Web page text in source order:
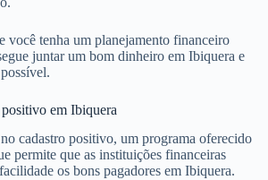
você tenha um planejamento financeiro
juntar um bom dinheiro em Ibiquera e
em Ibiquera
cadastro positivo, um programa oferecido
permite que as instituições financeiras
os bons pagadores em Ibiquera.